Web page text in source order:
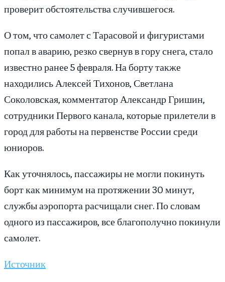
проверит обстоятельства случившегося.
О том, что самолет с Тарасовой и фигуристами
попал в аварию, резко свернув в гору снега, стало
известно ранее 5 февраля. На борту также
находились Алексей Тихонов, Светлана
Соколовская, комментатор Александр Гришин,
сотрудники Первого канала, которые прилетели в
город для работы на первенстве России среди
юниоров.
Как уточнялось, пассажиры не могли покинуть
борт как минимум на протяжении 30 минут,
службы аэропорта расчищали снег. По словам
одного из пассажиров, все благополучно покинули
самолет.
Источник